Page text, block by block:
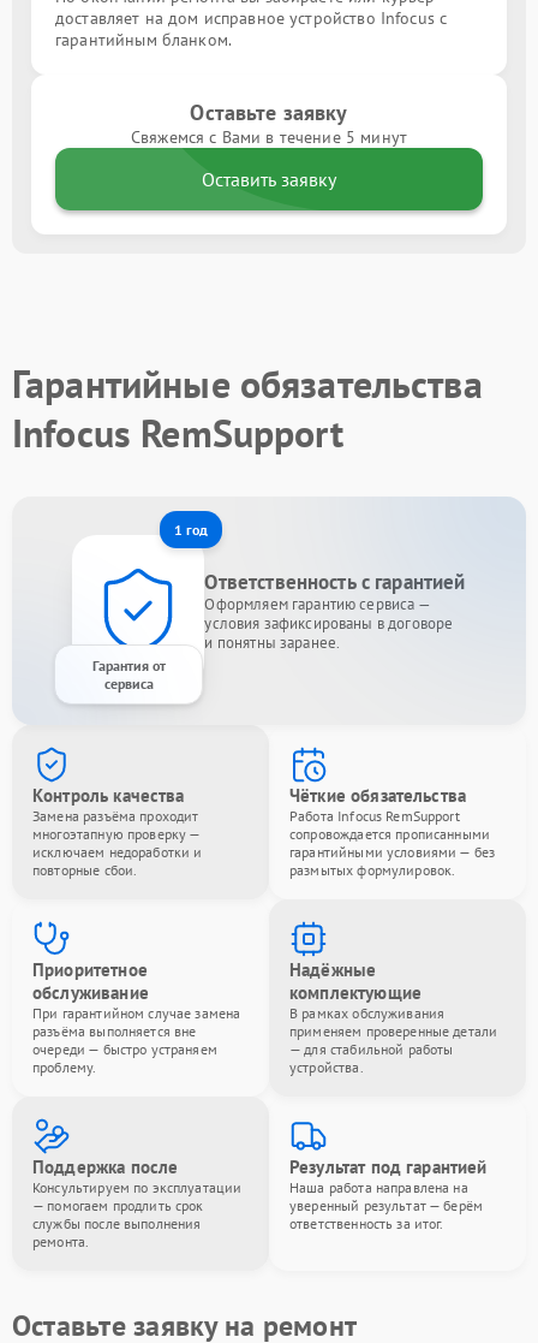
доставляет на дом исправное устройство Infocus с
гарантийным бланком.
Оставьте заявку
Свяжемся с Вами в течение 5 минут
Оставить заявку
Гарантийные обязательства
Infocus RemSupport
1 год
Гарантия от
сервиса
Ответственность с гарантией
Оформляем гарантию сервиса —
условия зафиксированы в договоре
и понятны заранее.
Контроль качества
Замена разъёма проходит
многоэтапную проверку —
исключаем недоработки и
повторные сбои.
Чёткие обязательства
Работа Infocus RemSupport
сопровождается прописанными
гарантийными условиями — без
размытых формулировок.
Приоритетное
обслуживание
При гарантийном случае замена
разъёма выполняется вне
очереди — быстро устраняем
проблему.
Надёжные
комплектующие
В рамках обслуживания
применяем проверенные детали
— для стабильной работы
устройства.
Поддержка после
Консультируем по эксплуатации
— помогаем продлить срок
службы после выполнения
ремонта.
Результат под гарантией
Наша работа направлена на
уверенный результат — берём
ответственность за итог.
Оставьте заявку на ремонт